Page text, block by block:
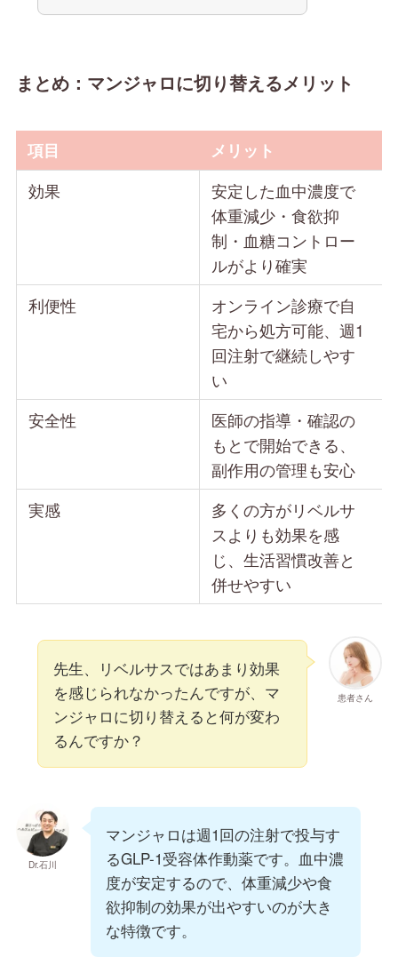
まとめ：マンジャロに切り替えるメリット
項目
メリット
効果
安定した血中濃度で
体重減少・食欲抑
制・血糖コントロー
ルがより確実
利便性
オンライン診療で自
宅から処方可能、週1
回注射で継続しやす
い
安全性
医師の指導・確認の
もとで開始できる、
副作用の管理も安心
実感
多くの方がリベルサ
スよりも効果を感
じ、生活習慣改善と
併せやすい
患者さん
先生、リベルサスではあまり効果
を感じられなかったんですが、マ
ンジャロに切り替えると何が変わ
るんですか？
Dr.石川
マンジャロは週1回の注射で投与す
るGLP-1受容体作動薬です。血中濃
度が安定するので、体重減少や食
欲抑制の効果が出やすいのが大き
な特徴です。